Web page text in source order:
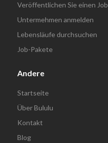
Veröffentlichen Sie einen Job
Untermehmen anmelden
Lebensläufe durchsuchen
Job-Pakete
Andere
Startseite
Über Bululu
Kontakt
Blog